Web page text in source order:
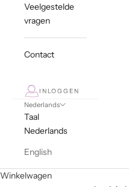
Veelgestelde
vragen
Contact
INLOGGEN
Nederlands
Taal
Nederlands
English
Winkelwagen